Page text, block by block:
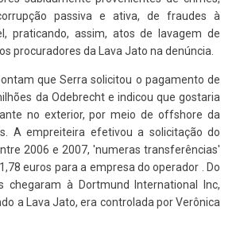
passiva e ativa, de fraudes à
praticando, assim, atos de lavagem de
procuradores da Lava Jato na denúncia.
que Serra solicitou o pagamento de
da Odebrecht e indicou que gostaria
no exterior, por meio de offshore da
A empreiteira efetivou a solicitação do
2006 e 2007, 'numeras transferências'
euros para a empresa do operador . Do
chegaram à Dortmund International Inc,
a Lava Jato, era controlada por Verônica